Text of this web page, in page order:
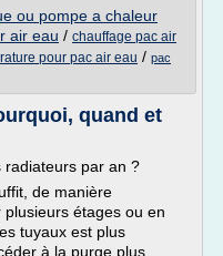
ou pompe a chaleur
air eau / chauffage pac air
pour pac air eau / pac
quand et
radiateurs par an ?
de manière
étages ou en
tuyaux est plus
à la purge plus